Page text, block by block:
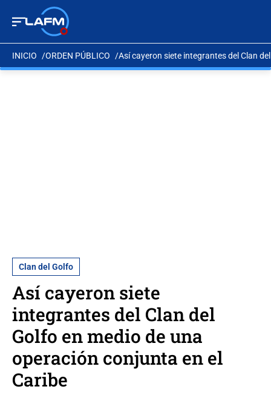
INICIO ORDEN PÚBLICO Así cayeron siete integrantes del Clan
Clan del Golfo
Así cayeron siete
integrantes del Clan del
Golfo en medio de una
operación conjunta en el
Caribe